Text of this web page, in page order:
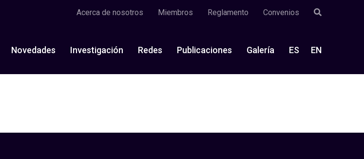
Acerca de nosotros Miembros Reglamento Convenios
Novedades Investigación Redes Publicaciones Galería ES EN